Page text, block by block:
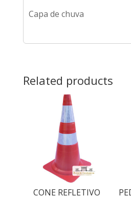
Capa de chuva
Related products
CONE REFLETIVO